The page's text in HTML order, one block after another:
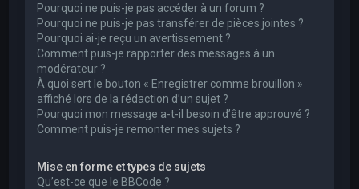
Pourquoi ne puis-je pas accéder à un forum ?
Pourquoi ne puis-je pas transférer de pièces jointes ?
Pourquoi ai-je reçu un avertissement ?
Comment puis-je rapporter des messages à un
modérateur ?
À quoi sert le bouton « Enregistrer comme brouillon »
affiché lors de la rédaction d’un sujet ?
Pourquoi mon message a-t-il besoin d’être approuvé ?
Comment puis-je remonter mes sujets ?
Mise en forme et types de sujets
Qu’est-ce que le BBCode ?